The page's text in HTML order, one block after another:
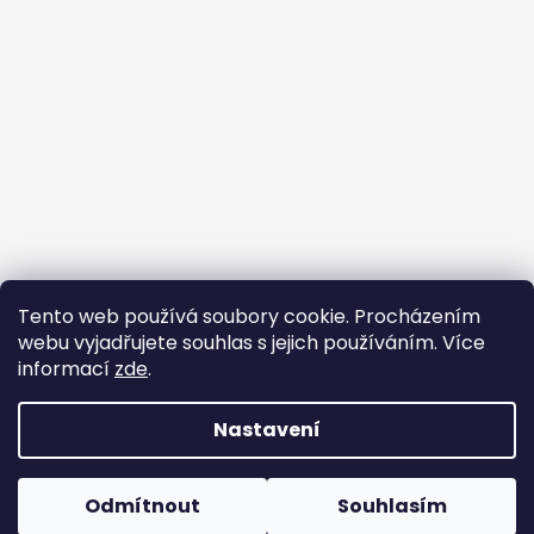
Tento web používá soubory cookie. Procházením
webu vyjadřujete souhlas s jejich používáním. Více
informací zde.
Nastavení
Odmítnout Souhlasím
Vytvořil Shoptet
Galský kohout
vyhrazena.Upravit nastavení cookies
Obchodní podmínky
GDPR - Ochrana osobních